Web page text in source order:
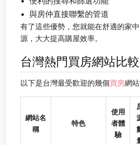
與房仲直接聯繫的管道
有了這些優勢，您就能在舒適的家
源，大大提高購屋效率。
台灣熱門買房網站比較
以下是台灣最受歡迎的幾個買房網站
網站名
稱
特色
使用
者體
驗